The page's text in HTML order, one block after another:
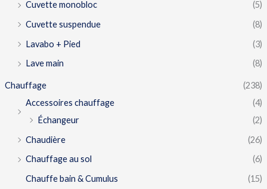
Cuvette monobloc
(5)
Cuvette suspendue
(8)
Lavabo + Pied
(3)
Lave main
(8)
Chauffage
(238)
Accessoires chauffage
(4)
Échangeur
(2)
Chaudière
(26)
Chauffage au sol
(6)
Chauffe bain & Cumulus
(15)